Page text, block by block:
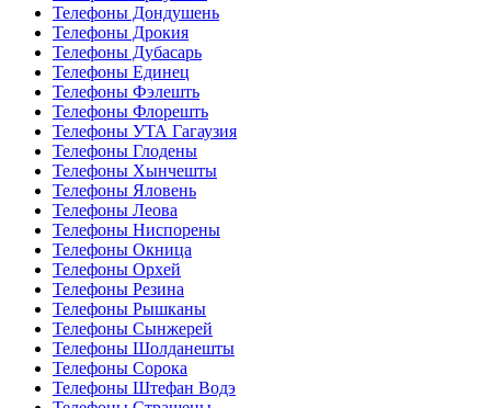
Телефоны Дондушень
Телефоны Дрокия
Телефоны Дубасарь
Телефоны Единец
Телефоны Фэлешть
Телефоны Флорешть
Телефоны УТА Гагаузия
Телефоны Глодены
Телефоны Хынчешты
Телефоны Яловень
Телефоны Леова
Телефоны Ниспорены
Телефоны Окница
Телефоны Орхей
Телефоны Резина
Телефоны Рышканы
Телефоны Сынжерей
Телефоны Шолданешты
Телефоны Сорока
Телефоны Штефан Водэ